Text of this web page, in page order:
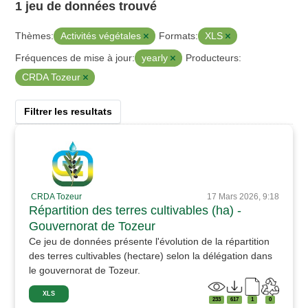
1 jeu de données trouvé
Thèmes: Activités végétales Formats: XLS
Fréquences de mise à jour: yearly
Producteurs:
CRDA Tozeur
Filtrer les resultats
CRDA Tozeur 17 Mars 2026, 9:18
Répartition des terres cultivables (ha) -
Gouvernorat de Tozeur
Ce jeu de données présente l'évolution de la répartition
des terres cultivables (hectare) selon la délégation dans
le gouvernorat de Tozeur.
XLS
233 617 1 0